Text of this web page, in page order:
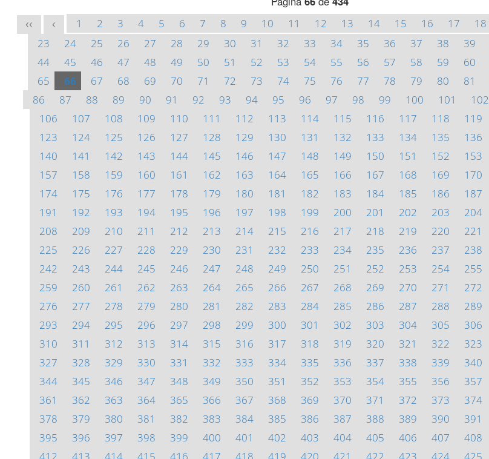
<< < 1 2 3 4 5 6 7 8 9 10 11 12 13 14 15 16 17 18
23
24 25 26 27 28 29 30 31 32 33 34 35 36 37 38 39
44
45 46 47 48 49 50 51 52 53 54 55 56 57 58 59 60
65
66 67 68 69 70 71 72 73 74 75 76 77 78 79 80 81
86
87 88 89 90 91 92 93 94 95 96 97 98 99 100 101 102
106
107 108 109 110 111 112 113 114 115 116 117 118 119
123
124 125 126 127 128 129 130 131 132 133 134 135 136
140
141 142 143 144 145 146 147 148 149 150 151 152 153
157
158 159 160 161 162 163 164 165 166 167 168 169 170
174
175 176 177 178 179 180 181 182 183 184 185 186 187
191
192 193 194 195 196 197 198 199 200 201 202 203 204
208
209 210 211 212 213 214 215 216 217 218 219 220 221
225
226 227 228 229 230 231 232 233 234 235 236 237 238
242
243 244 245 246 247 248 249 250 251 252 253 254 255
259
260 261 262 263 264 265 266 267 268 269 270 271 272
276
277 278 279 280 281 282 283 284 285 286 287 288 289
293
294 295 296 297 298 299 300 301 302 303 304 305 306
310
311 312 313 314 315 316 317 318 319 320 321 322 323
327
328 329 330 331 332 333 334 335 336 337 338 339 340
344
345 346 347 348 349 350 351 352 353 354 355 356 357
361
362 363 364 365 366 367 368 369 370 371 372 373 374
378
379 380 381 382 383 384 385 386 387 388 389 390 391
395
396 397 398 399 400 401 402 403 404 405 406 407 408